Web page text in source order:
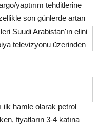
yaptırım tehditlerine
son günlerde artan
Suudi Arabistan'ın elini
televizyonu üzerinden
ilk hamle olarak petrol
fiyatların 3-4 katına